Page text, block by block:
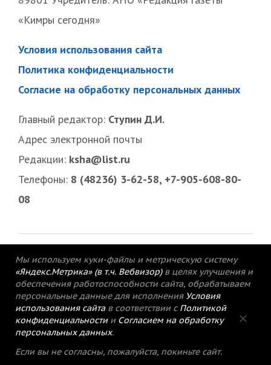
«Кимры сегодня»
Условия использования сайта
Политика конфиденциальности
Согласие на обработку персональных данных
Главный редактор: Ступин Д.И.
Адрес электронной почты
Редакции: ksha@list.ru
Телефоны: 8 (48236) 3-62-58, +7-905-608-80-
08
© 2015-2021 Редакция газеты «Кимрский
вестник».
Мы используем куки-файлы и метрическую систему
«Яндекс.Метрика» (в т.ч. Вебвизор) в целях улучшения и
обеспечения работоспособности сайта, обрабатываем
персональные данные для исполнения Условия
использования сайтав соответствии с Политикой
конфиденциальностии Согласием на обработку
персональных данных.
Если вы не согласны, пожалуйста, покиньте сайт.